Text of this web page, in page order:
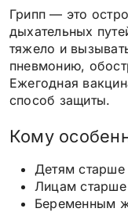
Грипп — это
дыхательных
тяжело и
пневмонию,
Ежегодная
способ защиты.
Кому
Детям
Лицам старше
Беременным